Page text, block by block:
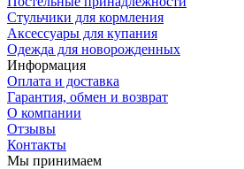
Стульчики для кормления
Аксессуары для купания
Одежда для новорожденных
Информация
Оплата и доставка
Гарантия, обмен и возврат
О компании
Отзывы
Контакты
Мы принимаем